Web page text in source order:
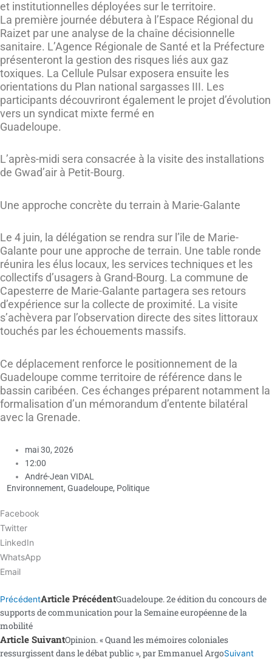
et institutionnelles déployées sur le territoire.
La première journée débutera à l’Espace Régional du
Raizet par une analyse de la chaîne décisionnelle
sanitaire. L’Agence Régionale de Santé et la Préfecture
présenteront la gestion des risques liés aux gaz
toxiques. La Cellule Pulsar exposera ensuite les
orientations du Plan national sargasses III. Les
participants découvriront également le projet d’évolution
vers un syndicat mixte fermé en
Guadeloupe.
L’après-midi sera consacrée à la visite des installations
de Gwad’air à Petit-Bourg.
Une approche concrète du terrain à Marie-Galante
Le 4 juin, la délégation se rendra sur l’île de Marie-
Galante pour une approche de terrain. Une table ronde
réunira les élus locaux, les services techniques et les
collectifs d’usagers à Grand-Bourg. La commune de
Capesterre de Marie-Galante partagera ses retours
d’expérience sur la collecte de proximité. La visite
s’achèvera par l’observation directe des sites littoraux
touchés par les échouements massifs.
Ce déplacement renforce le positionnement de la
Guadeloupe comme territoire de référence dans le
bassin caribéen. Ces échanges préparent notamment la
formalisation d’un mémorandum d’entente bilatéral
avec la Grenade.
mai 30, 2026
12:00
André-Jean VIDAL
Environnement, Guadeloupe, Politique
Facebook
Twitter
LinkedIn
WhatsApp
Email
PrécédentArticle PrécédentGuadeloupe. 2e édition du concours de
supports de communication pour la Semaine européenne de la
mobilité
Article SuivantOpinion. « Quand les mémoires coloniales
ressurgissent dans le débat public », par Emmanuel ArgoSuivant